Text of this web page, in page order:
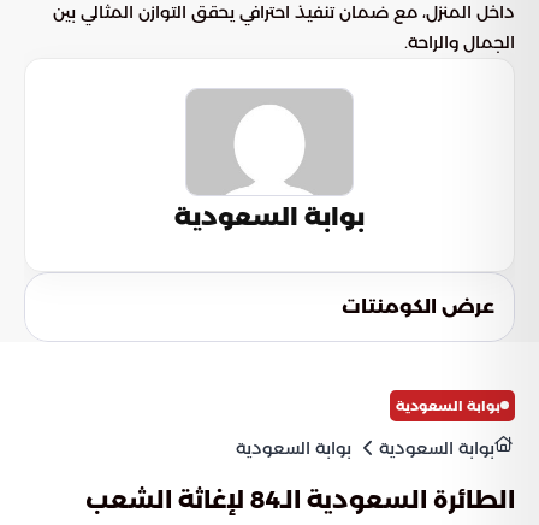
داخل المنزل، مع ضمان تنفيذ احترافي يحقق التوازن المثالي بين
الجمال والراحة.
بوابة السعودية
عرض الكومنتات
بوابة السعودية
بوابة السعودية بوابة السعودية
الطائرة السعودية الـ84 لإغاثة الشعب